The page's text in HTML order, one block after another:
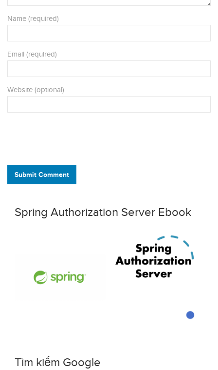
Name (required)
Email (required)
Website (optional)
Submit Comment
Spring Authorization Server Ebook
Tìm kiếm Google